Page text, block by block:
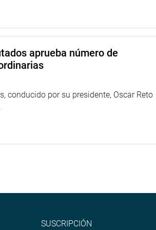
las 10 provincias de Cajamarca.
Pro región permitieron que el señor
y ampliación de los
de las ciudades de Chota, Cutervo y
del Perú, contratado para la
en marcha y liquidación del
reconocen a la empresa Infraestructura
la Gerencia de Aseguramiento de la
aprueba número de
conducido por su presidente, Oscar Reto
SUSCRIPCIÓN